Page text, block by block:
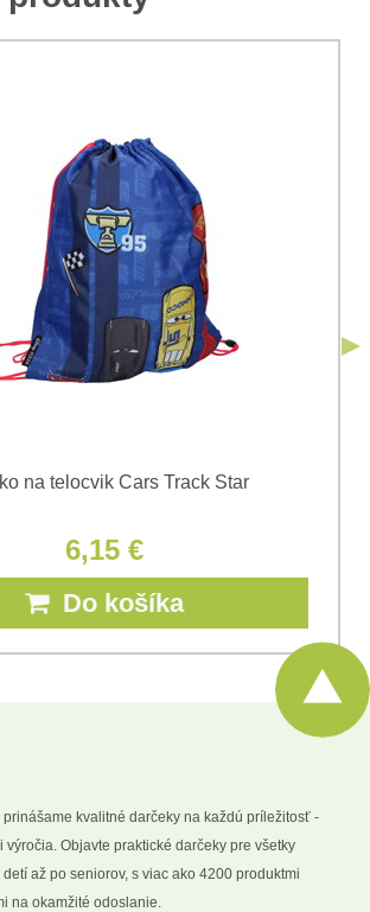
osobných údajov za účelom
Oboznámil som sa s
osobných údajov spoločnosti Bomba
na telocvik Cars Track Star
6,15 €
Do košíka
prinášame kvalitné darčeky na každú príležitosť -
výročia. Objavte praktické darčeky pre všetky
až po seniorov, s viac ako 4200 produktmi
na okamžité odoslanie.